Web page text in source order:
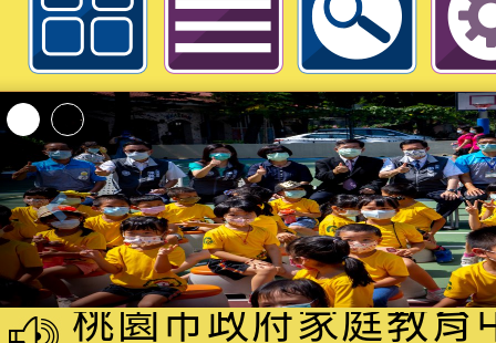
「2026桃園市孔廟
動—儒門初開 智慧
桃園市政府家庭教育